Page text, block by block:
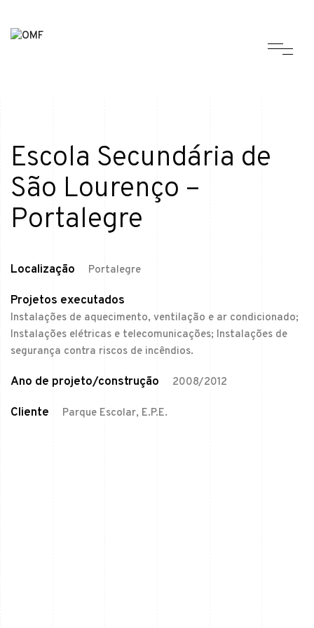
Escola Secundária de
São Lourenço –
Portalegre
Localização Portalegre
Projetos executados
Instalações de aquecimento, ventilação e ar condicionado;
Instalações elétricas e telecomunicações; Instalações de
segurança contra riscos de incêndios.
Ano de projeto/construção 2008/2012
Cliente Parque Escolar, E.P.E.